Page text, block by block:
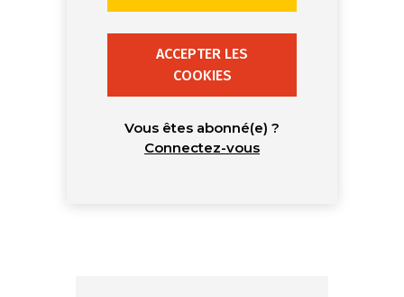
ACCEPTER LES
COOKIES
Vous êtes abonné(e) ?
Connectez-vous